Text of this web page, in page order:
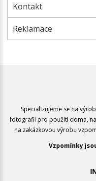
Kontakt
Reklamace
Specializujeme se na
fotografií pro použítí doma,
na zakázkovou výrobu
Vzpomínky